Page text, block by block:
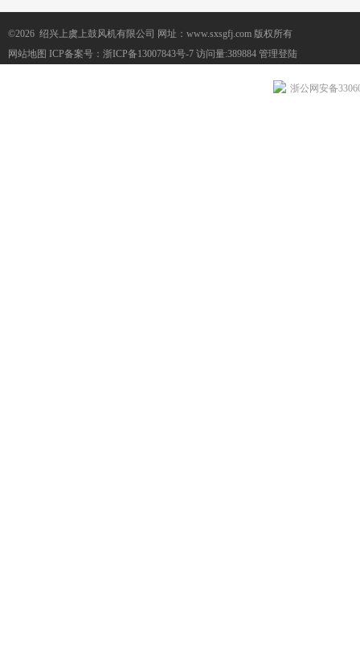
©2026 绍兴上虞上鼓风机有限公司 网址：www.sxsgfj.com 版权所有
网站地图 ICP备案号： 浙ICP备13007843号-7 访问量:389884 管理登陆
浙公网安备